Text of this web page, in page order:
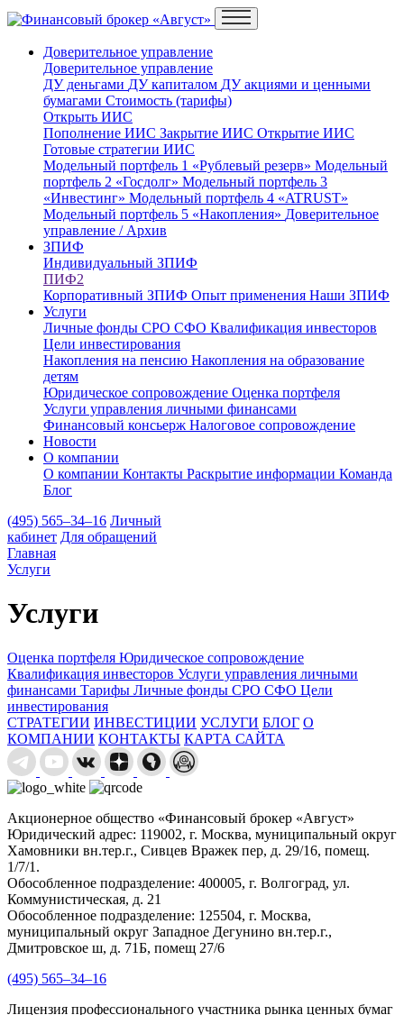
Доверительное управление
Доверительное управление
ДУ деньгами ДУ капиталом ДУ акциями и ценными
бумагами Стоимость (тарифы)
Открыть ИИС
Пополнение ИИС Закрытие ИИС Открытие ИИС
Готовые стратегии ИИС
Модельный портфель 1 «Рублевый резерв» Модельный
портфель 2 «Госдолг» Модельный портфель 3
«Инвестинг» Модельный портфель 4 «ATRUST»
Модельный портфель 5 «Накопления» Доверительное
управление / Архив
ЗПИФ
Индивидуальный ЗПИФ
ПИФ2
Корпоративный ЗПИФ Опыт применения Наши ЗПИФ
Услуги
Личные фонды СРО СФО Квалификация инвесторов
Цели инвестирования
Накопления на пенсию Накопления на образование
детям
Юридическое сопровождение Оценка портфеля
Услуги управления личными финансами
Финансовый консьерж Налоговое сопровождение
Новости
О компании
О компании Контакты Раскрытие информации Команда
Блог
(495) 565–34–16 Личный
кабинет Для обращений
Главная
Услуги
Услуги
Оценка портфеля Юридическое сопровождение
Квалификация инвесторов Услуги управления личными
финансами Тарифы Личные фонды СРО СФО Цели
инвестирования
СТРАТЕГИИ ИНВЕСТИЦИИ УСЛУГИ БЛОГ О
КОМПАНИИ КОНТАКТЫ КАРТА САЙТА
Акционерное общество «Финансовый брокер «Август»
Юридический адрес: 119002, г. Москва, муниципальный округ
Хамовники вн.тер.г., Сивцев Вражек пер, д. 29/16, помещ.
1/7/1.
Обособленное подразделение: 400005, г. Волгоград, ул.
Коммунистическая, д. 21
Обособленное подразделение: 125504, г. Москва,
муниципальный округ Западное Дегунино вн.тер.г.,
Дмитровское ш, д. 71Б, помещ 27/6
(495) 565–34–16
Лицензия профессионального участника рынка ценных бумаг